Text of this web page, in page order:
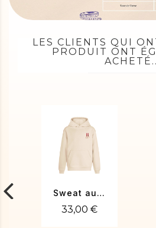
LES CLIENTS QUI
PRODUIT ONT
Sweat aux anneaux
33,00 €